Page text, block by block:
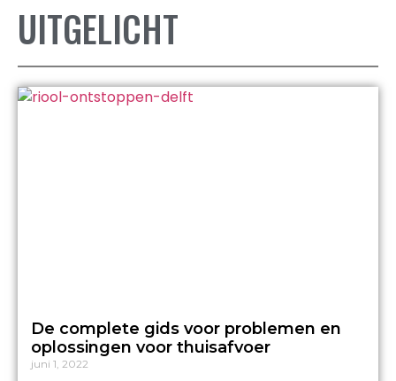
UITGELICHT
De complete gids voor problemen en
oplossingen voor thuisafvoer
juni 1, 2022